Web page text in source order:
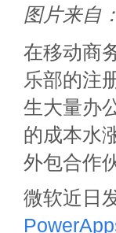
图片来自
在移动商
乐部的注
生大量办
的成本水
外包合作
微软近日